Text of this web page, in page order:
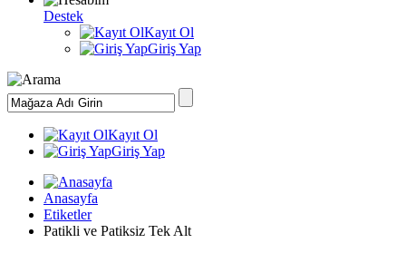
Destek
Kayıt Ol
Giriş Yap
Kayıt Ol
Giriş Yap
Anasayfa
Etiketler
Patikli ve Patiksiz Tek Alt